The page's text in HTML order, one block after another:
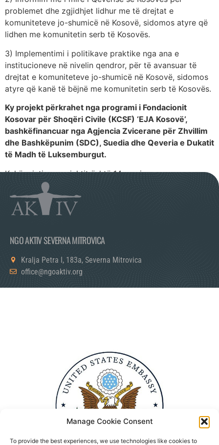
Manage Cookie Consent
To provide the best experiences, we use technologies like cookies to
problemet dhe zgjidhjet lidhur me të drejtat e
komuniteteve jo-shumicë në Kosovë, sidomos atyre që
lidhen me komunitetin serb të Kosovës.
3) Implementimi i politikave praktike nga ana e
institucioneve në nivelin qendror, për të avansuar të
drejtat e komuniteteve jo-shumicë në Kosovë, sidomos
atyre që kanë të bëjnë me komunitetin serb të Kosovës.
Ky projekt përkrahet nga programi i Fondacionit
Kosovar për Shoqëri Civile (KCSF) ‘EJA Kosovë’,
bashkëfinancuar nga Agjencia Zvicerane për Zhvillim
dhe Bashkëpunim (SDC), Suedia dhe Qeveria e Dukatit
të Madh të Luksemburgut.
Kohëzgjatja e projektit është 14 muaj.
NGO AKTIV SEVERNA MITROVICA
Kralja Petra I, 183a, Severna Mitrovica
office@ngoaktiv.org